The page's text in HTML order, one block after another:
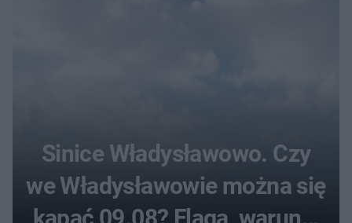
Sinice Władysławowo. Czy
we Władysławowie można się